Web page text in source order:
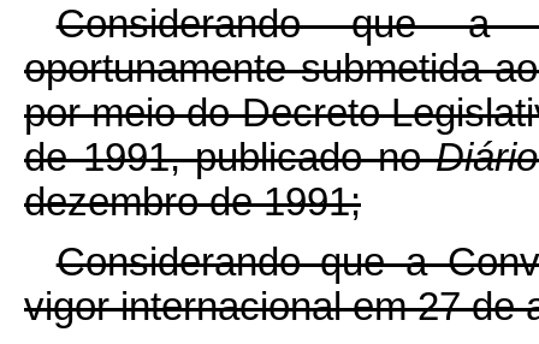
Considerando que a
oportunamente submetida
por meio do Decreto
de 1991, publicado no
dezembro de 1991;
Considerando que a
vigor internacional em 27 de